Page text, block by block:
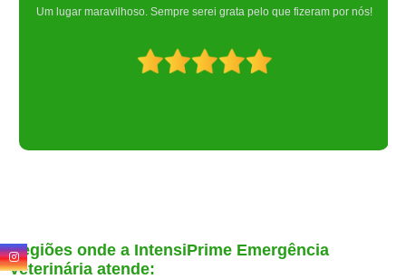
Um lugar maravilhoso. Sempre serei grata pelo que fizeram por nós!
Regiões onde a IntensiPrime Emergência
Veterinária atende: